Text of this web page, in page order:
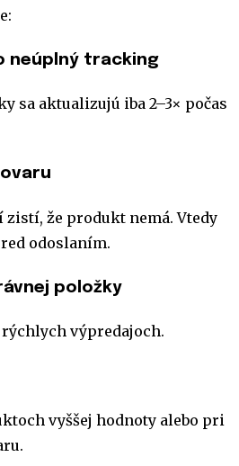
neúplný tracking
sa aktualizujú iba 2–3× počas
zistí, že produkt nemá. Vtedy
odoslaním.
položky
výpredajoch.
vyššej hodnoty alebo pri